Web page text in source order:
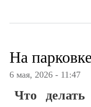
На парковке
6 мая, 2026 - 11:47
Что делать